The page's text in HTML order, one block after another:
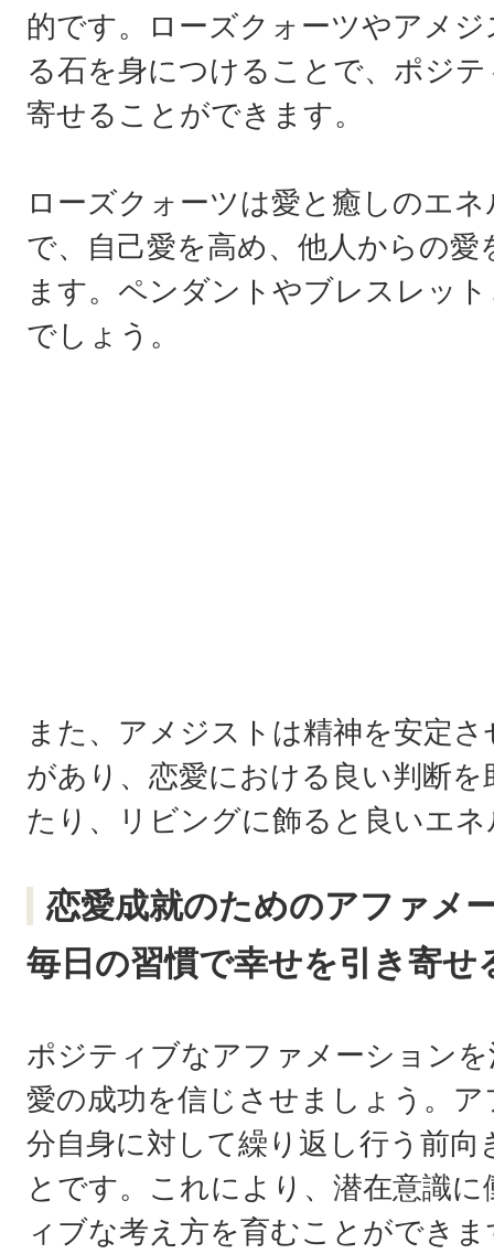
的です。ローズクォーツやアメ
る石を身につけることで、ポジ
寄せることができます。
ローズクォーツは愛と癒しのエ
で、自己愛を高め、他人からの
ます。ペンダントやブレスレッ
でしょう。
また、アメジストは精神を安定
があり、恋愛における良い判断
たり、リビングに飾ると良いエ
恋愛成就のためのアファメ
毎日の習慣で幸せを引き寄せ
ポジティブなアファメーション
愛の成功を信じさせましょう。
分自身に対して繰り返し行う前
とです。これにより、潜在意識
ィブな考え方を育むことができま